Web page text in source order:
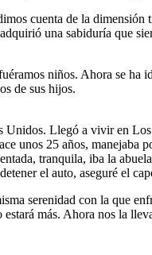
cuenta de la
una sabiduría que
niños. Ahora se ha
de sus hijos.
Llegó a vivir en
unos 25 años,
tranquila, iba la
el auto, aseguré el
serenidad con la que
más. Ahora nos la